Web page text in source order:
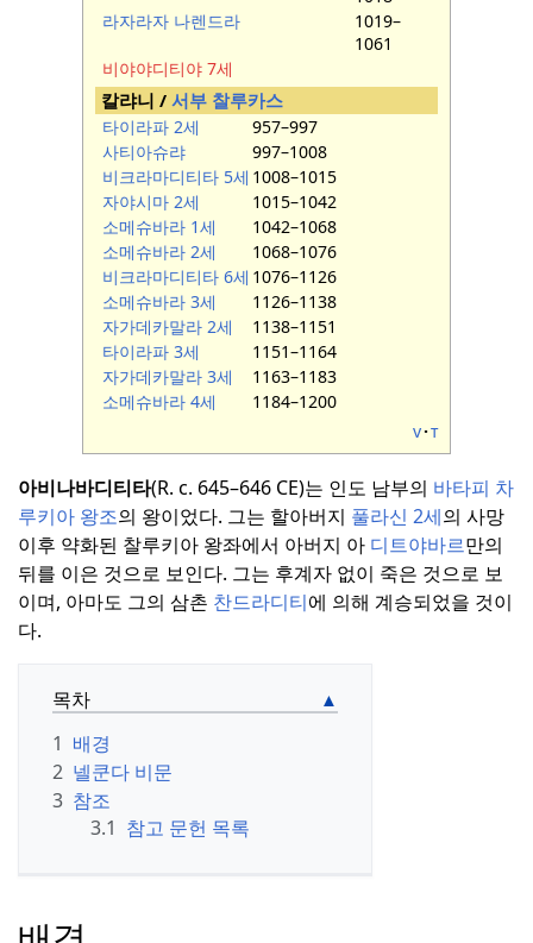
라자라자 나렌드라
1019–
1061
비야야디티야 7세
칼랴니 / 서부 찰루카스
타이라파 2세
957–997
사티아슈랴
997–1008
비크라마디티타 5세 1008–1015
자야시마 2세
1015–1042
소메슈바라 1세
1042–1068
소메슈바라 2세
1068–1076
비크라마디티타 6세 1076–1126
소메슈바라 3세
1126–1138
자가데카말라 2세
1138–1151
타이라파 3세
1151–1164
자가데카말라 3세
1163–1183
소메슈바라 4세
1184–1200
v t
아비나바디티타(R. c. 645–646 CE)는 인도 남부의 바타피 차
루키아 왕조의 왕이었다. 그는 할아버지 풀라신 2세의 사망
이후 약화된 찰루키아 왕좌에서 아버지 아 디트야바르만의
뒤를 이은 것으로 보인다. 그는 후계자 없이 죽은 것으로 보
이며, 아마도 그의 삼촌 찬드라디티에 의해 계승되었을 것이
다.
목차
1 배경
2 넬쿤다 비문
3 참조
3.1 참고 문헌 목록